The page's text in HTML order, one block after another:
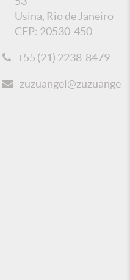
Usina, Rio de Janeiro
CEP: 20530-450
+55 (21) 2238-8479